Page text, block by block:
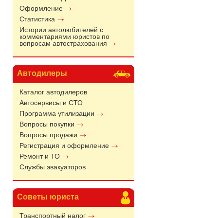
Оформление
Статистика
Истории автолюбителей с
комментариями юристов по
вопросам автострахования
Автодилеры
Каталог автодилеров
Автосервисы и СТО
Программа утилизации
Вопросы покупки
Вопросы продажи
Регистрация и оформление
Ремонт и ТО
Службы эвакуаторов
Советы юриста
Транспортный налог